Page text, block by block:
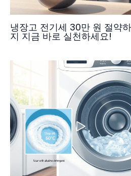
냉장고 전기세 30만 원 절약
지 지금 바로 실천하세요!